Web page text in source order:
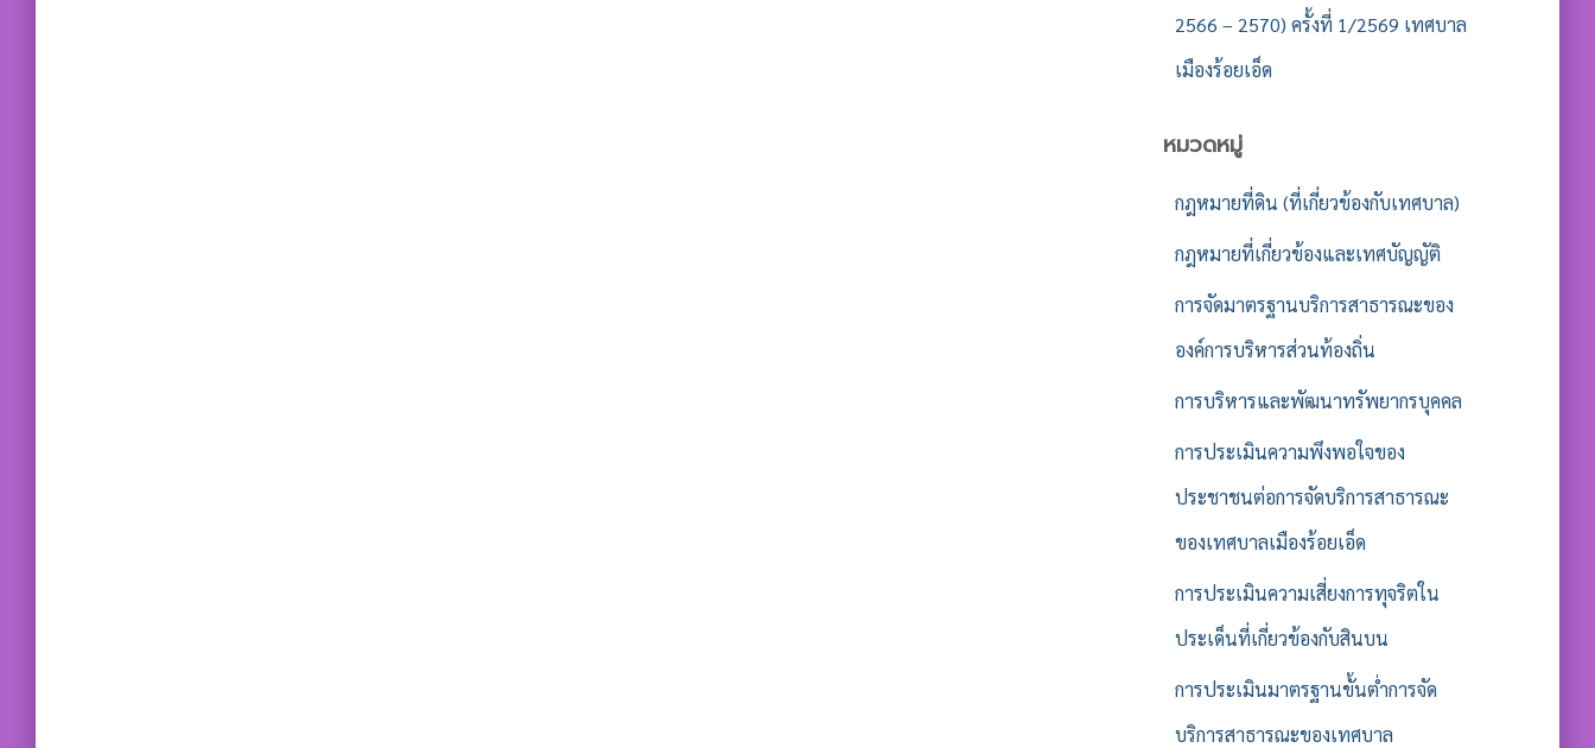
2566 – 2570) ครั้งที่ 1/2569 เทศบาล
เมืองร้อยเอ็ด
หมวดหมู่
กฎหมายที่ดิน (ที่เกี่ยวข้องกับเทศบาล)
กฎหมายที่เกี่ยวข้องและเทศบัญญัติ
การจัดมาตรฐานบริการสาธารณะของ
องค์การบริหารส่วนท้องถิ่น
การบริหารและพัฒนาทรัพยากรบุคคล
การประเมินความพึงพอใจของ
ประชาชนต่อการจัดบริการสาธารณะ
ของเทศบาลเมืองร้อยเอ็ด
การประเมินความเสี่ยงการทุจริตใน
ประเด็นที่เกี่ยวข้องกับสินบน
การประเมินมาตรฐานขั้นต่ำการจัด
บริการสาธารณะของเทศบาล